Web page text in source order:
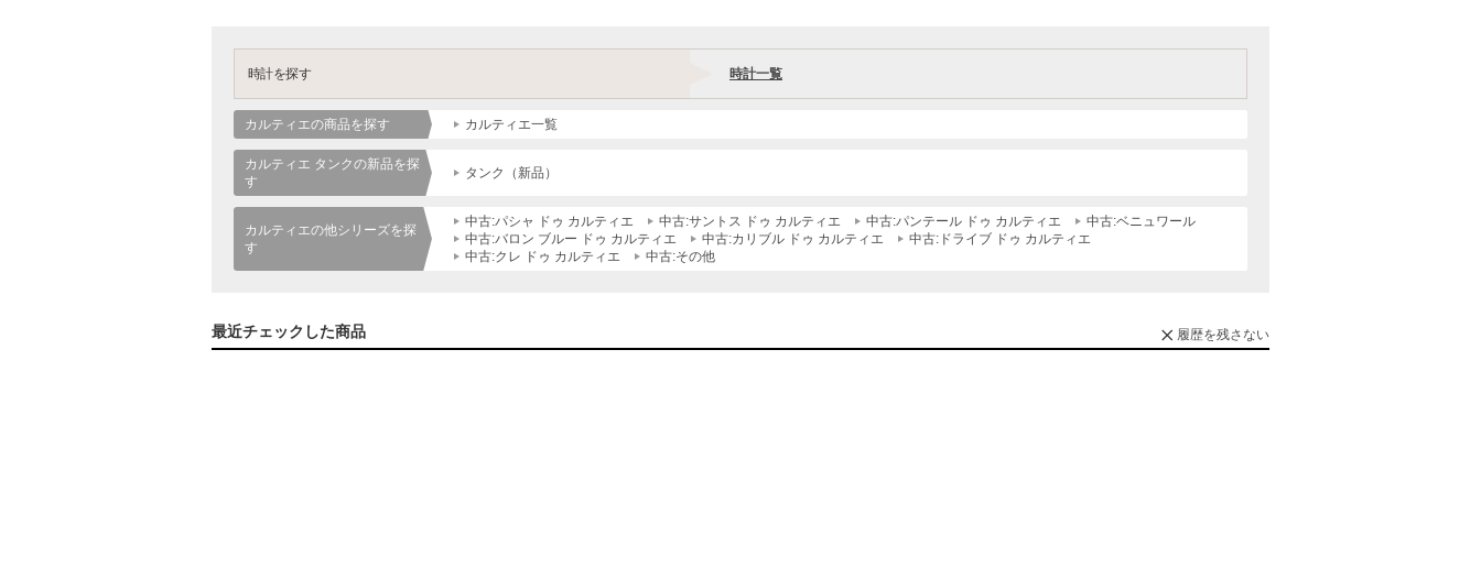
時計を探す 時計一覧
カルティエの商品を探す カルティエ一覧
カルティエ タンクの新品を探
す
タンク（新品）
カルティエの他シリーズを探
す
中古:パシャ ドゥ カルティエ 中古:サントス ドゥ カルティエ 中古:パンテール ドゥ カルティエ
中古:ベニュワール
中古:バロン ブルー ドゥ カルティエ
中古:カリブル ドゥ カルティエ
中古:ドライブ ドゥ カルティエ
中古:クレ ドゥ カルティエ
中古:その他
最近チェックした商品 履歴を残さない